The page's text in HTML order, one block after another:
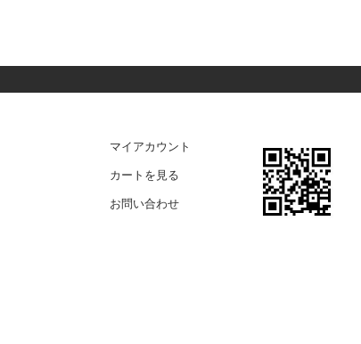
マイアカウント
カートを見る
お問い合わせ